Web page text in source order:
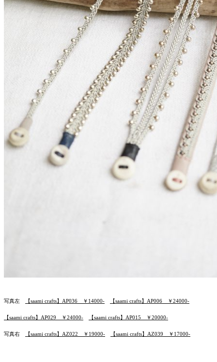
写真左 【saami crafts】AP036 ￥14000- 【saami crafts】AP006 ￥24000-
【saami crafts】AP029 ￥24000- 【saami crafts】AP015 ￥20000-
写真右 【saami crafts】AZ022 ￥19000- 【saami crafts】AZ039 ￥17000-